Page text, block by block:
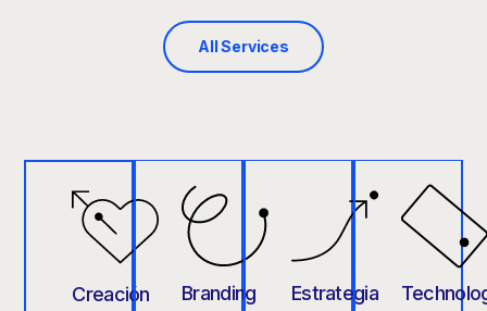
All Services
Creación
Branding
Estrategia